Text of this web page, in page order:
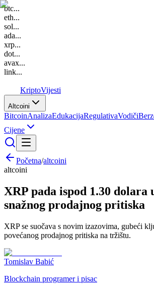
btc...
eth...
sol...
ada...
xrp...
dot...
avax...
link...
KriptoVijesti
Altcoini
BitcoinAnalizaEdukacijaRegulativaVodiči
Cijene
Početna/altcoini
altcoini
XRP pada ispod 1.30 dolara
snažnog prodajnog pritiska
XRP se suočava s novim izazovima, gubeći
povećanog prodajnog pritiska na tržištu.
Tomislav Babić
Blockchain programer i pisac